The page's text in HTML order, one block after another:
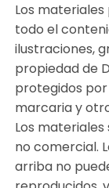
Los
todo el
ilustraciones,
propiedad de
protegidos
marcaria y
Los
no comercial.
arriba no